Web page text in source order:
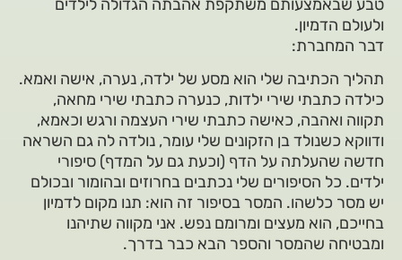
טבע שבאמצעותם משתקפת אהבתה הגדולה לילדים
ולעולם הדמיון.
דבר המחברת:
תהליך הכתיבה שלי הוא מסע של ילדה, נערה, אישה ואמא.
כילדה כתבתי שירי ילדות, כנערה כתבתי שירי מחאה,
תקווה ואהבה, כאישה כתבתי שירי העצמה ורגש וכאמא,
ודווקא כשנולד בן הזקונים שלי עומר, נולדה לה גם השראה
חדשה שהעלתה על הדף (וכעת גם על המדף) סיפורי
ילדים. כל הסיפורים שלי נכתבים בחרוזים ובהומור ובכולם
יש מסר כלשהו. המסר בסיפור זה הוא: תנו מקום לדמיון
בחייכם, הוא מעצים ומרומם נפש. אני מקווה שתיהנו
ומבטיחה שהמסר והספר הבא כבר בדרך.